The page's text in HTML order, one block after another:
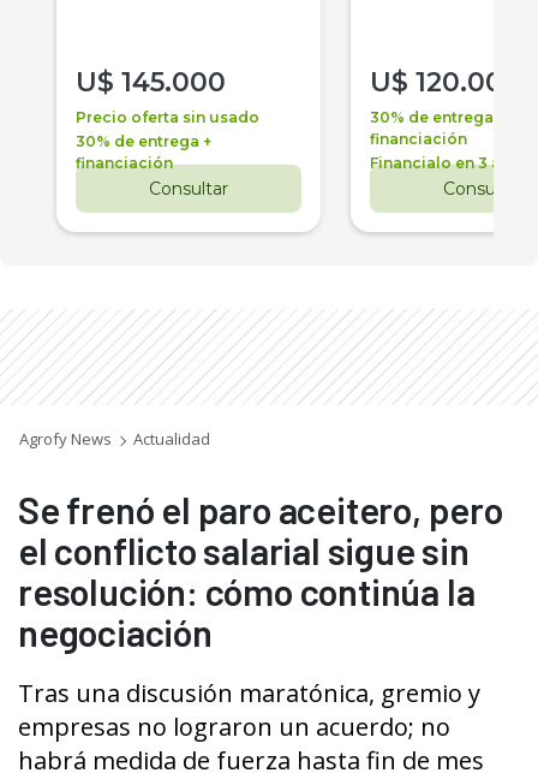
U$ 145.000
Precio oferta sin usado
30% de entrega +
financiación
Consultar
U$ 120.000
30% de entrega +
financiación
Financialo en 3 años
Consultar
Agrofy News Actualidad
Se frenó el paro aceitero, pero
el conflicto salarial sigue sin
resolución: cómo continúa la
negociación
Tras una discusión maratónica, gremio y
empresas no lograron un acuerdo; no
habrá medida de fuerza hasta fin de mes